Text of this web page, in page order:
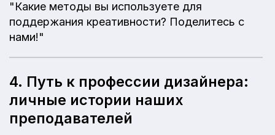
"Какие методы вы используете для
поддержания креативности? Поделитесь с
нами!"
4. Путь к профессии дизайнера:
личные истории наших
преподавателей